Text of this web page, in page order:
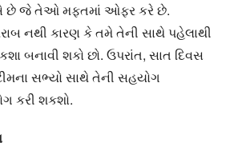
છે જે તેઓ મફતમાં ઓફર કરે છે.
નથી કારણ કે તમે તેની સાથે પહેલાથી
બનાવી શકો છો. ઉપરાંત, સાત દિવસ
સભ્યો સાથે તેની સહયોગ
કરી શકશો.